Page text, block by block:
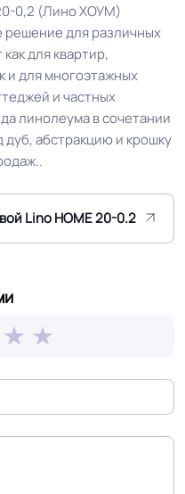
ФЗ 123 от 22.07.2008г, где
В3, Д3, Т3, РП2
цена, дублированная
подходит для теплых
0,2 (Лино ХОУМ)
решение для различных
для квартир,
и для многоэтажных
и частных
линолеума в сочетании
абстракцию и крошку
Lino HOME 20-0.2